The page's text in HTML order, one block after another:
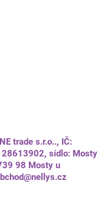
trade s.r.o.., IČ:
sídlo: Mosty
98 Mosty u